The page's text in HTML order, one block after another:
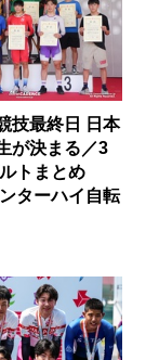
技最終日 日本
が決まる／3
トまとめ
ターハイ自転